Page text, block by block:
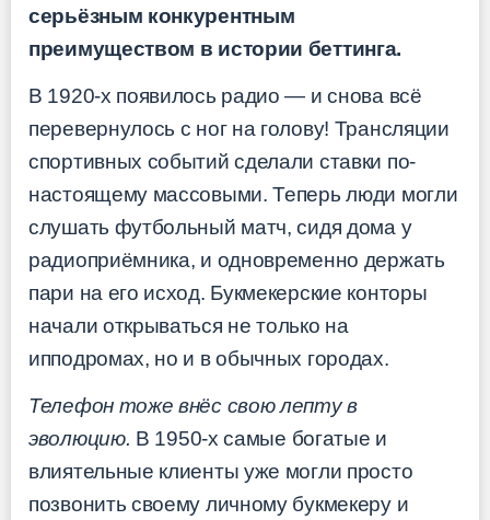
серьёзным конкурентным
преимуществом в истории беттинга.
В 1920-х появилось радио — и снова всё
перевернулось с ног на голову! Трансляции
спортивных событий сделали ставки по-
настоящему массовыми. Теперь люди могли
слушать футбольный матч, сидя дома у
радиоприёмника, и одновременно держать
пари на его исход. Букмекерские конторы
начали открываться не только на
ипподромах, но и в обычных городах.
Телефон тоже внёс свою лепту в
эволюцию. В 1950-х самые богатые и
влиятельные клиенты уже могли просто
позвонить своему личному букмекеру и